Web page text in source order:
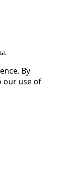
By
our use of